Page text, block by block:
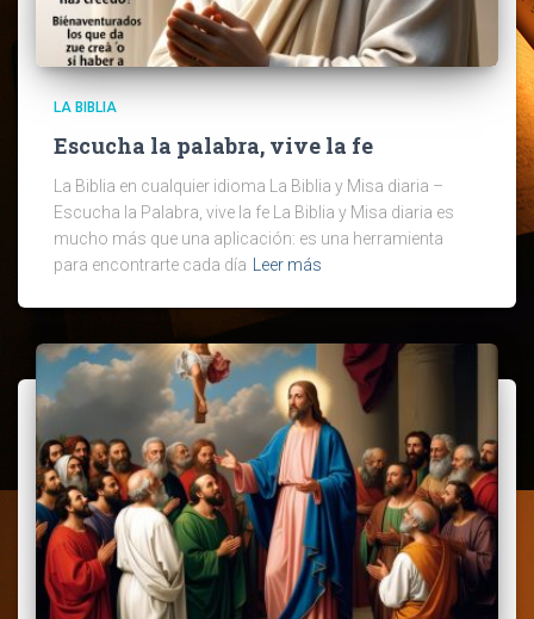
LA BIBLIA
Escucha la palabra, vive la fe
La Biblia en cualquier idioma La Biblia y Misa diaria –
Escucha la Palabra, vive la fe La Biblia y Misa diaria es
mucho más que una aplicación: es una herramienta
para encontrarte cada día
Leer más